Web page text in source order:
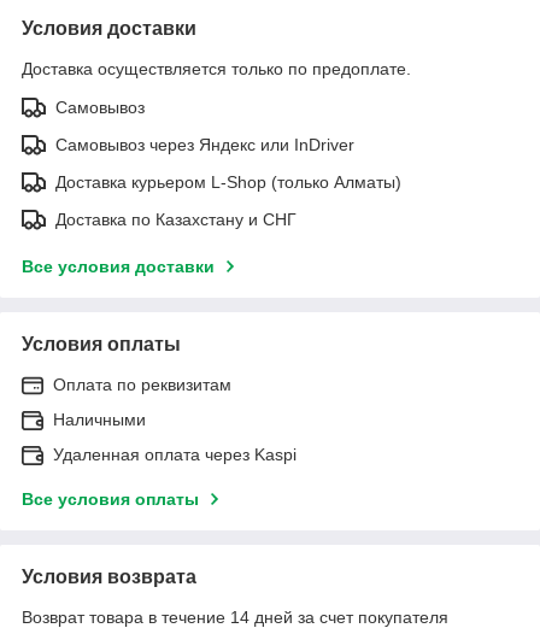
Условия доставки
Доставка осуществляется только по предоплате.
Самовывоз
Самовывоз через Яндекс или InDriver
Доставка курьером L-Shop (только Алматы)
Доставка по Казахстану и СНГ
Все условия доставки
Условия оплаты
Оплата по реквизитам
Наличными
Удаленная оплата через Kaspi
Все условия оплаты
Условия возврата
Возврат товара в течение 14 дней за счет покупателя